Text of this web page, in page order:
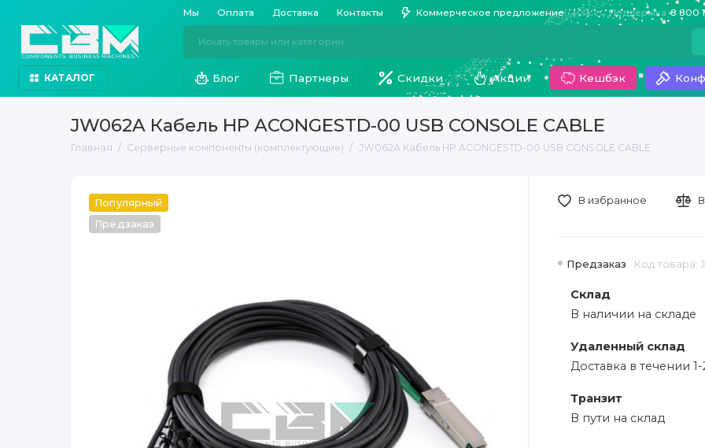
Мы Оплата Доставка Контакты Коммерческое предложение Поддержка 8 800
КАТАЛОГ Блог Партнеры Скидки Акции Кешбэк
JW062A Кабель HP ACONGESTD-00 USB CONSOLE CABLE
Главная Серверные компоненты (комплектующие) JW062A Кабель HP ACONGESTD-00 USB CONSOLE CABLE
Популярный
Предзаказ
Предзаказ Код товара:
Склад
В наличии на складе
Удаленный склад
Доставка в течении
Транзит
В пути на склад
В избранное